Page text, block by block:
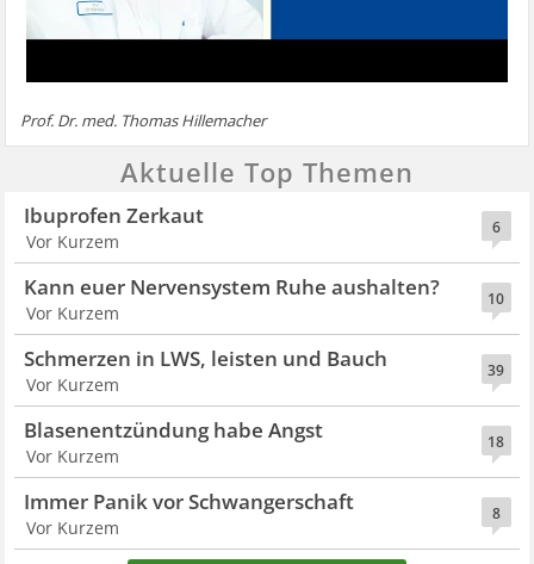
Prof. Dr. med. Thomas Hillemacher
Aktuelle Top Themen
6
Ibuprofen Zerkaut
Vor Kurzem
10
Kann euer Nervensystem Ruhe aushalten?
Vor Kurzem
39
Schmerzen in LWS, leisten und Bauch
Vor Kurzem
18
Blasenentzündung habe Angst
Vor Kurzem
8
Immer Panik vor Schwangerschaft
Vor Kurzem